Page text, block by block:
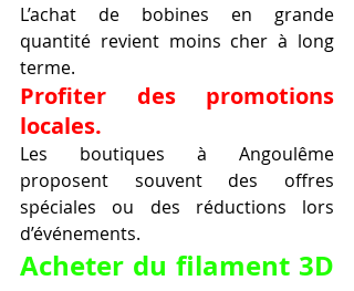
L’achat de bobines en grande
quantité revient moins cher à long
terme.
Profiter des promotions
locales.
Les boutiques à Angoulême
proposent souvent des offres
spéciales ou des réductions lors
d’événements.
Acheter du filament 3D